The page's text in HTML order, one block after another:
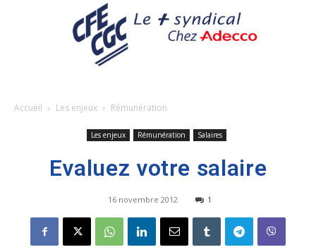
Accueil Les enjeux Rémunération
Les enjeux Rémunération Salaires
Evaluez votre salaire
16 novembre 2012 1